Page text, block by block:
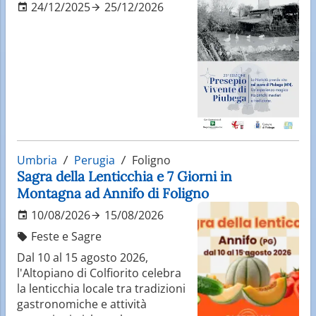
24/12/2025 25/12/2026
Umbria Perugia Foligno
Sagra della Lenticchia e 7 Giorni in
Montagna ad Annifo di Foligno
10/08/2026
15/08/2026
Feste e Sagre
Dal 10 al 15 agosto 2026,
l'Altopiano di Colfiorito celebra
la lenticchia locale tra tradizioni
gastronomiche e attività